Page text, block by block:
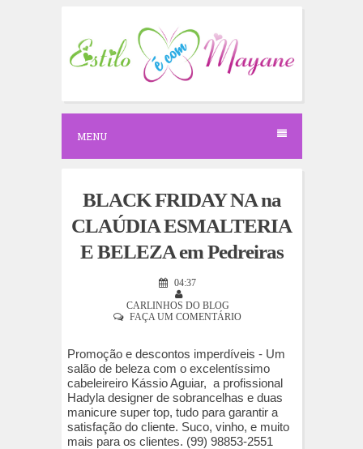
c
o
e
MENU
BLACK FRIDAY NA na
CLAÚDIA ESMALTERIA
E BELEZA em Pedreiras
04:37
CARLINHOS DO BLOG
FAÇA UM COMENTÁRIO
Promoção e descontos imperdíveis - Um
salão de beleza com o excelentíssimo
cabeleireiro Kássio Aguiar, a profissional
Hadyla designer de sobrancelhas e duas
manicure super top, tudo para garantir a
satisfação do cliente. Suco, vinho, e muito
mais para os clientes. (99) 98853-2551